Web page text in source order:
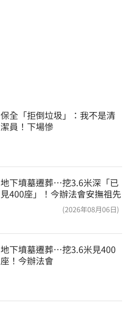
保全「拒倒垃圾」：我不是清
潔員！下場慘
地下墳墓遷葬…挖3.6米深「已
見400座」！今辦法會安撫祖先
(2026年08月06日)
地下墳墓遷葬…挖3.6米見400
座！今辦法會